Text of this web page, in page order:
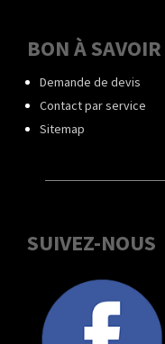
BON À SAVOIR
Demande de devis
Contact par service
Sitemap
SUIVEZ-NOUS